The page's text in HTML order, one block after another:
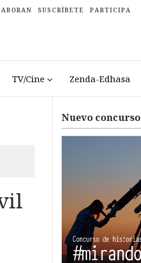
SUSCRÍBETE PARTICIPA
TV/Cine Zenda-Edhasa
Nuevo concurso